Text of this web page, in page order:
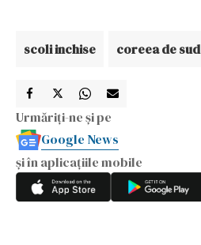
scoli inchise coreea de sud
Urmăriți-ne și pe
Google News
și în aplicațiile mobile